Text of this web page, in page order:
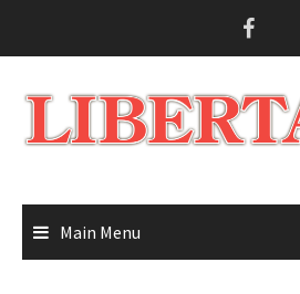
Main Menu